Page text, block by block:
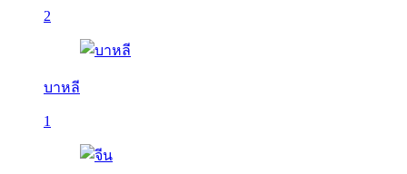
2
บาหลี
1